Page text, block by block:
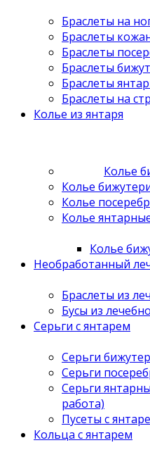
Браслеты на
Браслеты
Браслеты
Браслеты
Браслеты
Браслеты на
Колье из янтаря
Колье
Колье
Колье
Колье
Колье
Необработанный
Браслеты из
Бусы из
Серьги с янтарем
Серьги
Серьги
Серьги
работа)
Пусеты с
Кольца с янтарем